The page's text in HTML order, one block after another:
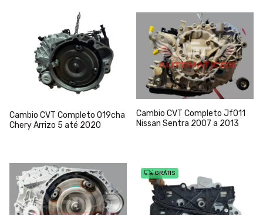
Cambio CVT Completo 019cha
Chery Arrizo 5 até 2020
Cambio CVT Completo Jf011
Nissan Sentra 2007 a 2013
GRÁTIS